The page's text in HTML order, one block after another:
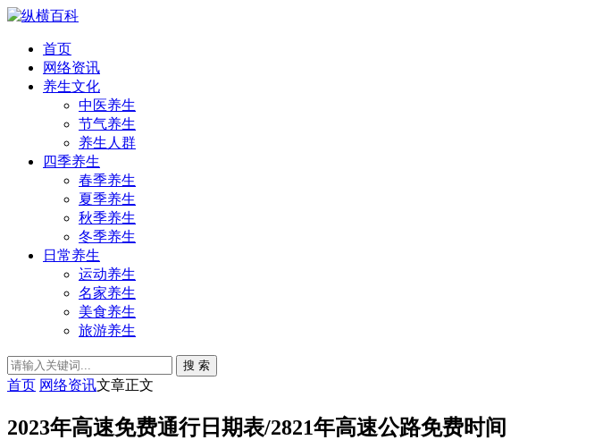
首页
网络资讯
养生文化
中医养生
节气养生
养生人群
四季养生
春季养生
夏季养生
秋季养生
冬季养生
日常养生
运动养生
名家养生
美食养生
旅游养生
搜 索
首页 网络资讯文章正文
2023年高速免费通行日期表/2821年高速公路免费时间